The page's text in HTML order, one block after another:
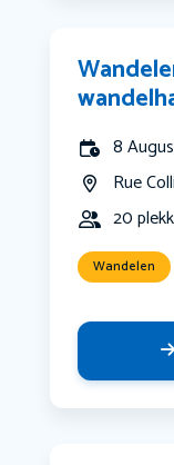
8
Rue
20
Wandelen